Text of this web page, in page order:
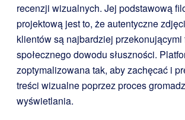
recenzji wizualnych. Jej podstawową
projektową jest to, że autentyczne
klientów są najbardziej przekonującymi
społecznego dowodu słuszności.
zoptymalizowana tak, aby zachęcać i
treści wizualne poprzez proces
wyświetlania.